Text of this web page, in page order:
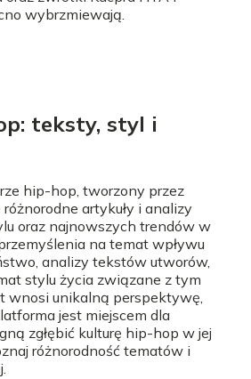
wybrzmiewają.
teksty, styl i
hip-hop, tworzony przez
różnorodne artykuły i analizy
oraz najnowszych trendów w
na temat wpływu
analizy tekstów utworów,
stylu życia związane z tym
wnosi unikalną perspektywę,
jest miejscem dla
zgłębić kulturę hip-hop w jej
różnorodność tematów i